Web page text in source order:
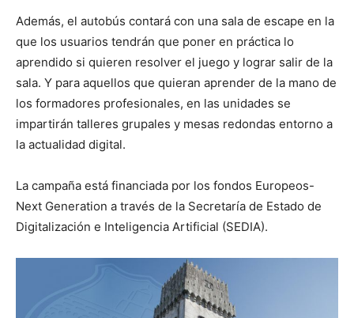
Además, el autobús contará con una sala de escape en la
que los usuarios tendrán que poner en práctica lo
aprendido si quieren resolver el juego y lograr salir de la
sala. Y para aquellos que quieran aprender de la mano de
los formadores profesionales, en las unidades se
impartirán talleres grupales y mesas redondas entorno a
la actualidad digital.
La campaña está financiada por los fondos Europeos-
Next Generation a través de la Secretaría de Estado de
Digitalización e Inteligencia Artificial (SEDIA).